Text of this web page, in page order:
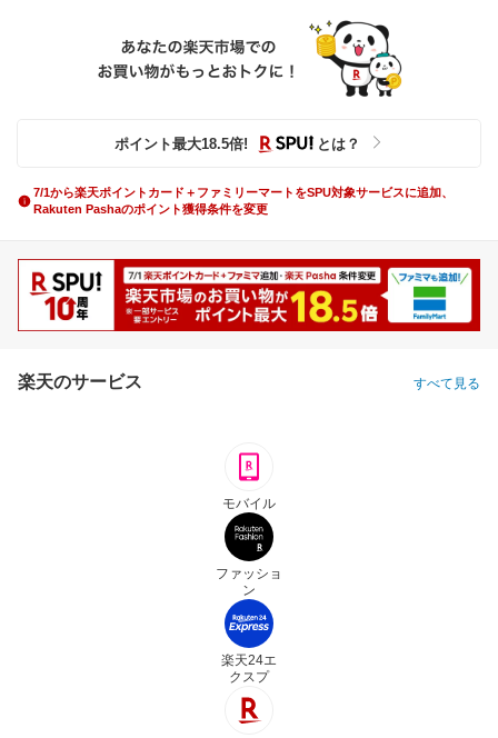
ポイント最大18.5倍! とは？
7/1から楽天ポイントカード＋ファミリーマートをSPU対象サービスに追加、
Rakuten Pashaのポイント獲得条件を変更
楽天のサービス すべて見る
モバイル
ファッショ
ン
楽天24エ
クスプ